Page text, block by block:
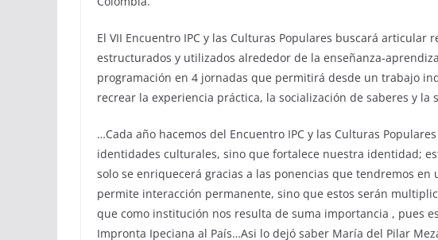
El VII Encuentro IPC y las Culturas Populares buscará articular
estructurados y utilizados alrededor de la enseñanza-
programación en 4 jornadas que permitirá desde un trabajo
recrear la experiencia práctica, la socialización de saberes y la
…Cada año hacemos del Encuentro IPC y las Culturas
identidades culturales, sino que fortalece nuestra identidad;
solo se enriquecerá gracias a las ponencias que tendremos
permite interacción permanente, sino que estos serán
que como institución nos resulta de suma importancia , pues
Impronta Ipeciana al País…Asi lo dejó saber María del Pilar